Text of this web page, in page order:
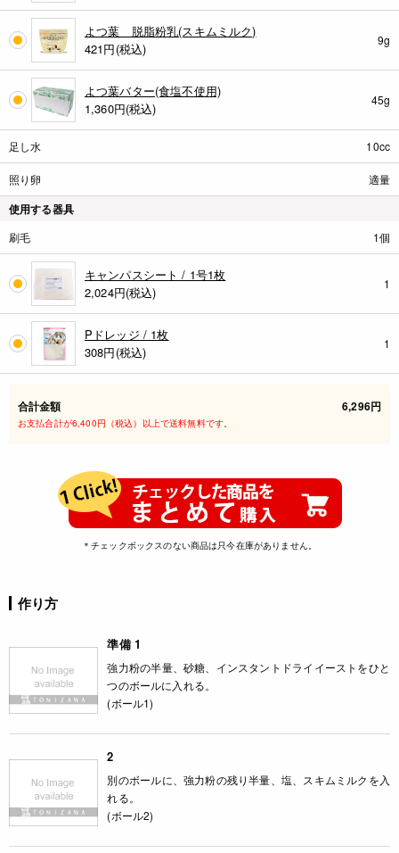
よつ葉 脱脂粉乳(スキムミルク)
421円(税込)
9g
よつ葉バター(食塩不使用)
1,360円(税込)
45g
足し水 10cc
照り卵 適量
使用する器具
刷毛 1個
キャンパスシート / 1号1枚
2,024円(税込)
1
Pドレッジ / 1枚
308円(税込)
1
合計金額 6,296円
お支払合計が6,400円（税込）以上で送料無料です。
＊チェックボックスのない商品は只今在庫がありません。
作り方
準備 1
強力粉の半量、砂糖、インスタントドライイーストをひと
つのボールに入れる。
(ボール1)
2
別のボールに、強力粉の残り半量、塩、スキムミルクを入
れる。
(ボール2)